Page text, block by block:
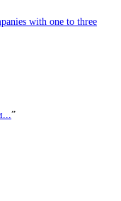
with one to three
”